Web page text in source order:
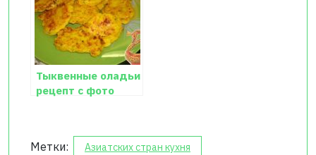
Тыквенные оладьи
рецепт с фото
Метки: Азиатских стран кухня